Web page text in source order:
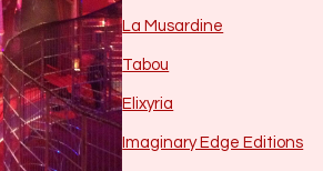
La Musardine
Tabou
Elixyria
Imaginary Edge Editions